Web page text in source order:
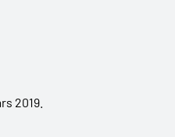
2019.